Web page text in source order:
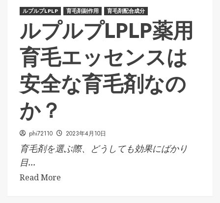
ルプルプLPLP 育毛剤副作用 育毛剤配合成分
ルプルプLPLP薬用
育毛エッセンスは
安全な育毛剤なの
か？
phi72110 2023年4月10日
育毛剤を選ぶ際、どうしても効果にばかり
目...
Read More